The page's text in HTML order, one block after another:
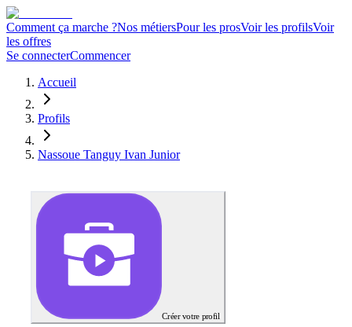
Comment ça marche ?Nos métiersPour les prosVoir les profilsVoir
les offres
Se connecterCommencer
Accueil
Profils
Nassoue Tanguy Ivan Junior
Créer votre profil